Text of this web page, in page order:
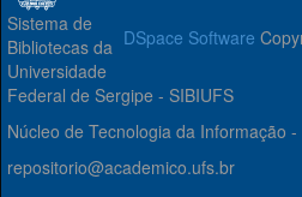
DSpace Software
Sistema de
Bibliotecas da
Universidade
Federal de Sergipe - SIBIUFS
Núcleo de Tecnologia da Informação -
repositorio@academico.ufs.br